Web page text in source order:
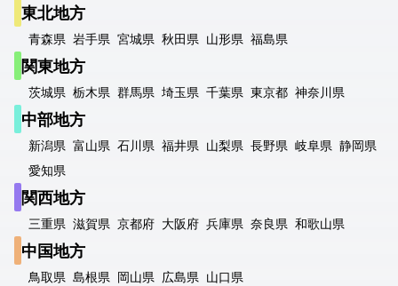
東北地方
青森県 岩手県 宮城県 秋田県 山形県 福島県
関東地方
茨城県 栃木県 群馬県 埼玉県 千葉県 東京都 神奈川県
中部地方
新潟県 富山県 石川県 福井県 山梨県 長野県 岐阜県 静岡県
愛知県
関西地方
三重県 滋賀県 京都府 大阪府 兵庫県 奈良県 和歌山県
中国地方
鳥取県 島根県 岡山県 広島県 山口県